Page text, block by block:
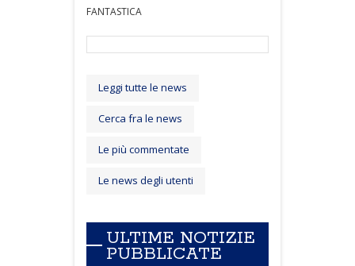
FANTASTICA
Leggi tutte le news
Cerca fra le news
Le più commentate
Le news degli utenti
ULTIME NOTIZIE
PUBBLICATE